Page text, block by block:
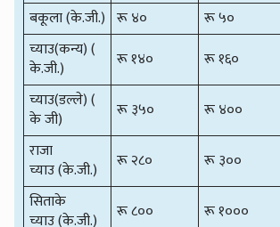
बकूला (के.जी.) रू ४० रू ५०
च्याउ(कन्य) (
के.जी.)
रू १४० रू १६०
च्याउ(डल्ले) (
के जी)
रू ३५० रू ४००
राजा
च्याउ (के.जी.)
रू २८० रू ३००
सिताके
च्याउ (के.जी.)
रू ८०० रू १०००